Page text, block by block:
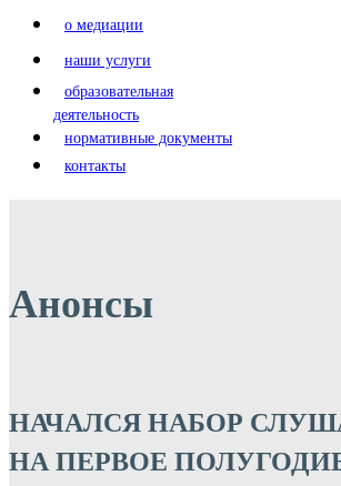
о медиации
наши услуги
образовательная
деятельность
нормативные документы
контакты
Анонсы
НАЧАЛСЯ НАБОР
НА ПЕРВОЕ